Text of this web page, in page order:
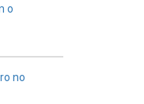
o
no